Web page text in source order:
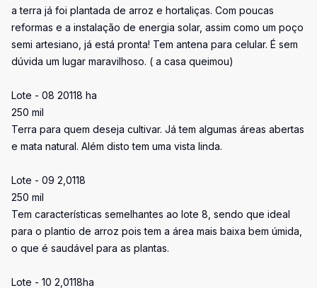
a terra já foi plantada de arroz e hortaliças. Com poucas
reformas e a instalação de energia solar, assim como um poço
semi artesiano, já está pronta! Tem antena para celular. É sem
dúvida um lugar maravilhoso. ( a casa queimou)
Lote - 08 20118 ha
250 mil
Terra para quem deseja cultivar. Já tem algumas áreas abertas
e mata natural. Além disto tem uma vista linda.
Lote - 09 2,0118
250 mil
Tem características semelhantes ao lote 8, sendo que ideal
para o plantio de arroz pois tem a área mais baixa bem úmida,
o que é saudável para as plantas.
Lote - 10 2,0118ha